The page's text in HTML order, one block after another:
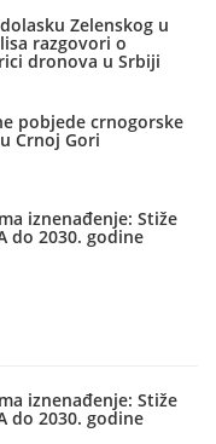
Zelenskog u
razgovori o
dronova u Srbiji
pobjede crnogorske
Crnoj Gori
iznenađenje: Stiže
do 2030. godine
iznenađenje: Stiže
do 2030. godine